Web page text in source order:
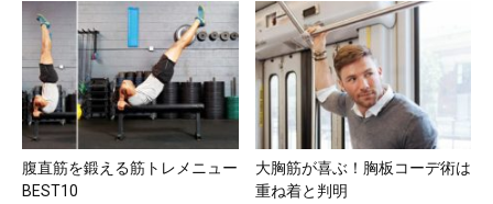
腹直筋を鍛える筋トレメニュー
BEST10
大胸筋が喜ぶ！胸板コーデ術は
重ね着と判明